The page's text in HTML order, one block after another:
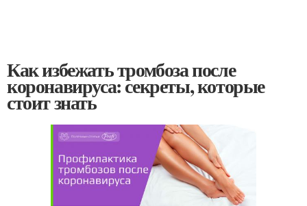
Как избежать тромбоза после
коронавируса: секреты, которые
стоит знать